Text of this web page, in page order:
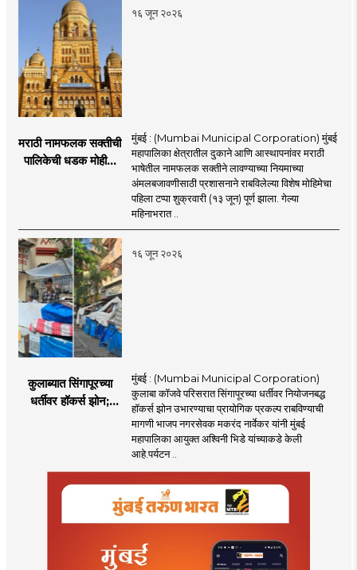
१६ जून २०२६
मराठी नामफलक सक्तीची
पालिकेची धडक मोहीम;
मुंबई : (Mumbai Municipal Corporation) मुंबई
महापालिका क्षेत्रातील दुकाने आणि आस्थापनांवर मराठी
भाषेतील नामफलक सक्तीने लावण्याच्या नियमाच्या
अंमलबजावणीसाठी प्रशासनाने राबविलेल्या विशेष मोहिमेचा
पहिला टप्पा शुक्रवारी (१३ जून) पूर्ण झाला. गेल्या
महिनाभरात ..
१६ जून २०२६
कुलाब्यात सिंगापूरच्या
धर्तीवर हॉकर्स झोन;
आयुक्तांना पत्र
मुंबई : (Mumbai Municipal Corporation)
कुलाबा कॉजवे परिसरात सिंगापूरच्या धर्तीवर नियोजनबद्ध
हॉकर्स झोन उभारण्याचा प्रायोगिक प्रकल्प राबविण्याची
मागणी भाजप नगरसेवक मकरंद नार्वेकर यांनी मुंबई
महापालिका आयुक्त अश्विनी भिडे यांच्याकडे केली
आहे.पर्यटन ..